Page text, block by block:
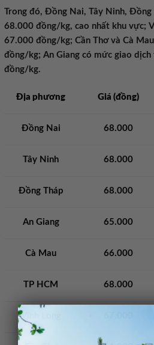
Trong đó, Đồng Nai, Tây Ninh, Đồng
68.000 đồng/kg, cao nhất khu vực;
67.000 đồng/kg; Cần Thơ và Cà
đồng/kg; An Giang có mức giao
đồng/kg.
Địa phương Giá (đồng)
Đồng Nai 68.000
Tây Ninh 68.000
Đồng Tháp 68.000
An Giang 65.000
Cà Mau 66.000
TP HCM 68.000
Vĩnh Long